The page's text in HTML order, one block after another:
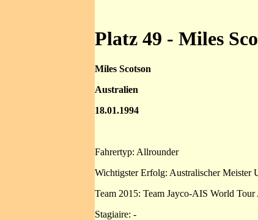
Platz 49 - Miles
Miles Scotson
Australien
18.01.1994
Fahrertyp: Allrounder
Wichtigster Erfolg: Australischer Meister
Team 2015: Team Jayco-AIS World
Stagiaire: -